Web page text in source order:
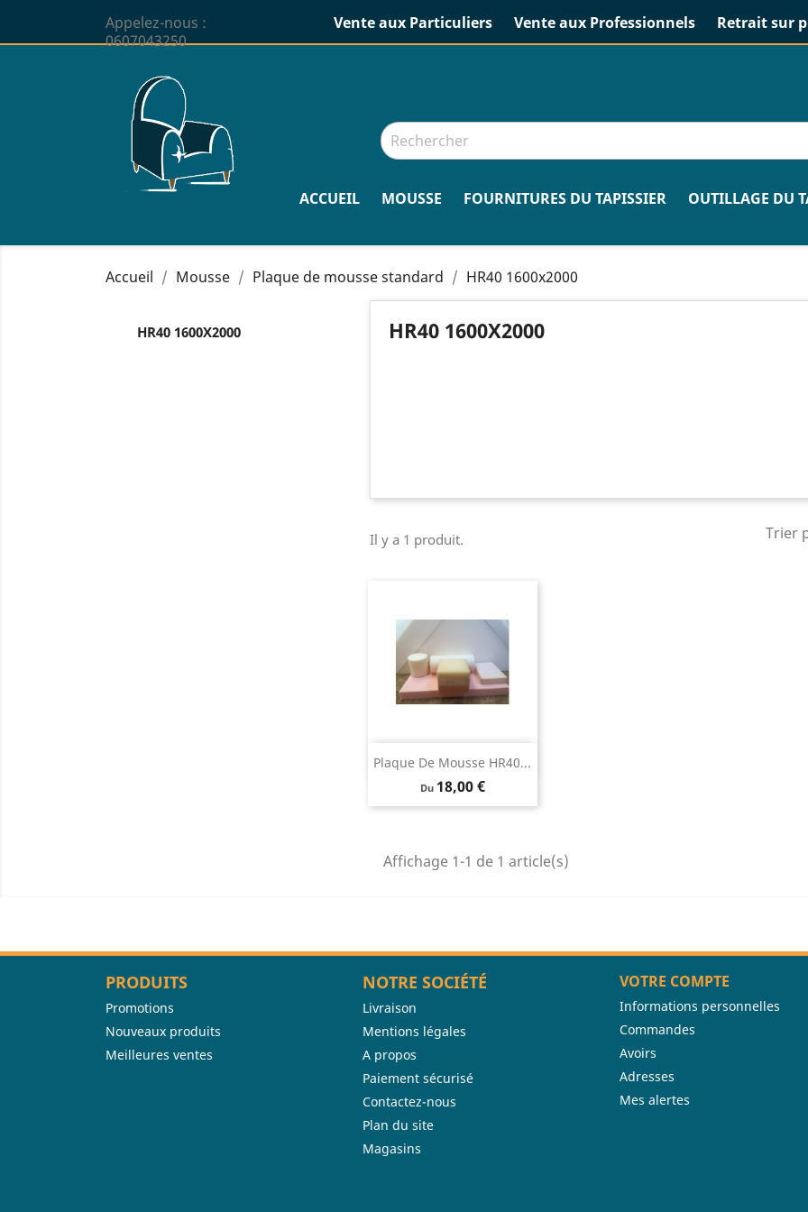
Appelez-nous :
0607043250
Vente aux Particuliers Vente aux Professionnels Retrait sur
ACCUEIL MOUSSE FOURNITURES DU TAPISSIER OUTILLAGE DU
Accueil Mousse Plaque de mousse standard HR40 1600x2000
HR40 1600X2000 HR40 1600X2000
Il y a 1 produit.
Trier
Plaque De Mousse HR40...
Du Prix
18,00 €
Aperçu rapide
Affichage 1-1 de 1 article(s)
PRODUITS
Promotions
Nouveaux produits
Meilleures ventes
NOTRE SOCIÉTÉ
Livraison
Mentions légales
A propos
Paiement sécurisé
Contactez-nous
Plan du site
Magasins
VOTRE COMPTE
Informations personnelles
Commandes
Avoirs
Adresses
Mes alertes